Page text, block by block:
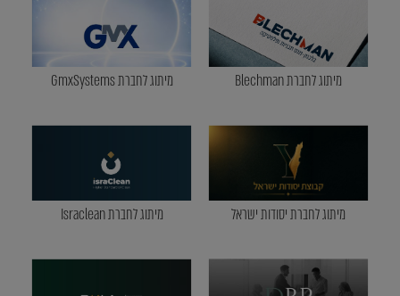
מיתוג לחברת Blechman מיתוג לחברת GmxSystems
מיתוג לחברת יסודות ישראל מיתוג לחברת Israclean